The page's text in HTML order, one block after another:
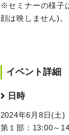
※セミナーの様子
顔は映しません)。
イベント詳細
日時
2024年6月8日(土)
第１部：13:00～